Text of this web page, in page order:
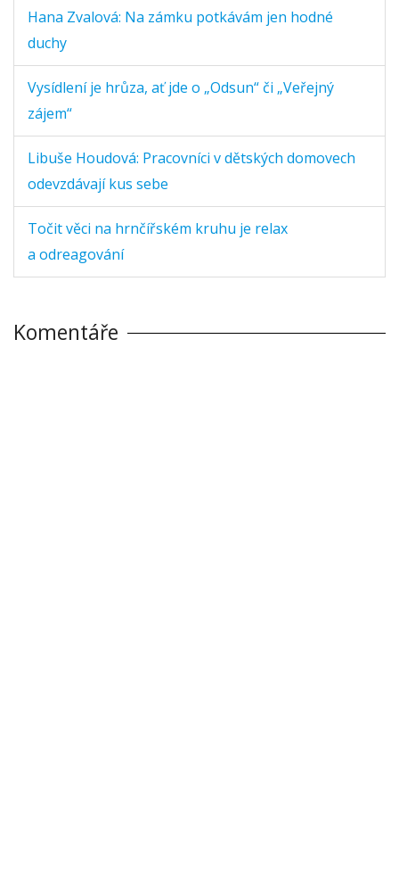
Hana Zvalová: Na zámku potkávám jen hodné
duchy
Vysídlení je hrůza, ať jde o „Odsun“ či „Veřejný
zájem“
Libuše Houdová: Pracovníci v dětských domovech
odevzdávají kus sebe
Točit věci na hrnčířském kruhu je relax
a odreagování
Komentáře